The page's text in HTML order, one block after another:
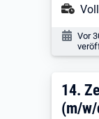
Vor
14.
14.
(m/